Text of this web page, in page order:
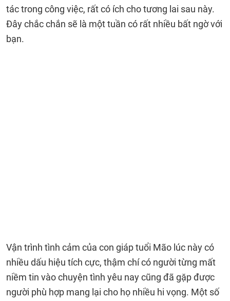
tác trong công việc, rất có ích cho tương lai sau này.
Đây chắc chắn sẽ là một tuần có rất nhiều bất ngờ với
bạn.
Vận trình tình cảm của con giáp tuổi Mão lúc này có
nhiều dấu hiệu tích cực, thậm chí có người từng mất
niềm tin vào chuyện tình yêu nay cũng đã gặp được
người phù hợp mang lại cho họ nhiều hi vọng. Một số